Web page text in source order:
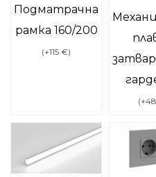
Подматрачна
рамка 160/200
(+115 €)
(